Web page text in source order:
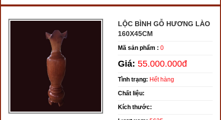
LỘC BÌNH GỖ HƯƠNG LÀO
160X45CM
Mã sản phẩm : 0
Giá: 55.000.000đ
Tình trạng: Hết hàng
Chất liệu:
Kích thước: